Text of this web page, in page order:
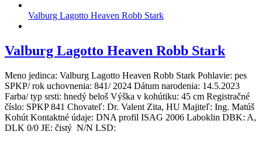
Valburg Lagotto Heaven Robb Stark
Valburg Lagotto Heaven Robb Stark
Meno jedinca: Valburg Lagotto Heaven Robb Stark Pohlavie: pes
SPKP/ rok uchovnenia: 841/ 2024 Dátum narodenia: 14.5.2023
Farba/ typ srsti: hnedý beloš Výška v kohútiku: 45 cm Registračné
číslo: SPKP 841 Chovateľ: Dr. Valent Zita, HU Majiteľ: Ing. Matúš
Kohút Kontaktné údaje: DNA profil ISAG 2006 Laboklin DBK: A,
DLK 0/0 JE: čistý N/N LSD: